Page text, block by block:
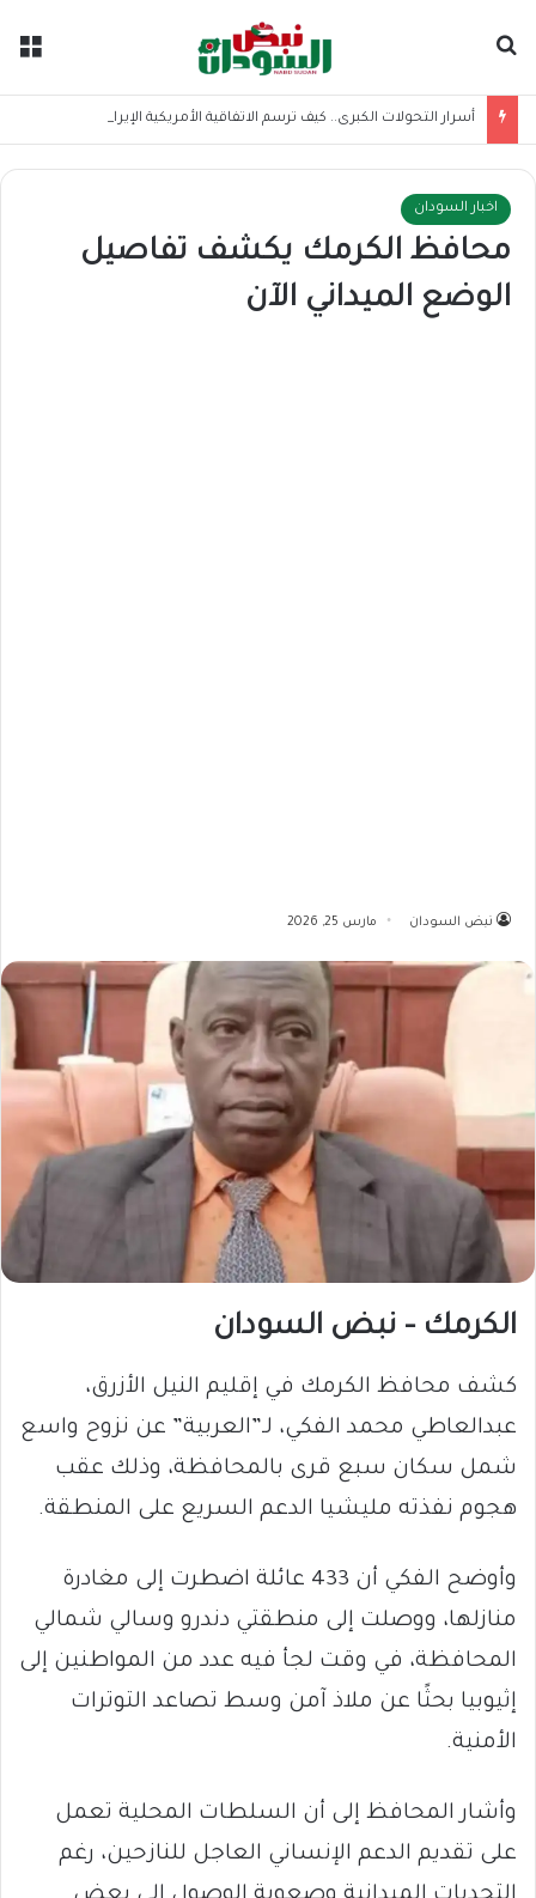
اخبار السودان
محافظ الكرمك يكشف تفاصيل
الوضع الميداني الآن
نبض السودان مارس 25, 2026
الكرمك – نبض السودان
كشف محافظ الكرمك في إقليم النيل الأزرق،
عبدالعاطي محمد الفكي، لـ”العربية” عن نزوح واسع
شمل سكان سبع قرى بالمحافظة، وذلك عقب
هجوم نفذته مليشيا الدعم السريع على المنطقة.
وأوضح الفكي أن 433 عائلة اضطرت إلى مغادرة
منازلها، ووصلت إلى منطقتي دندرو وسالي شمالي
المحافظة، في وقت لجأ فيه عدد من المواطنين إلى
إثيوبيا بحثًا عن ملاذ آمن وسط تصاعد التوترات
الأمنية.
وأشار المحافظ إلى أن السلطات المحلية تعمل
على تقديم الدعم الإنساني العاجل للنازحين، رغم